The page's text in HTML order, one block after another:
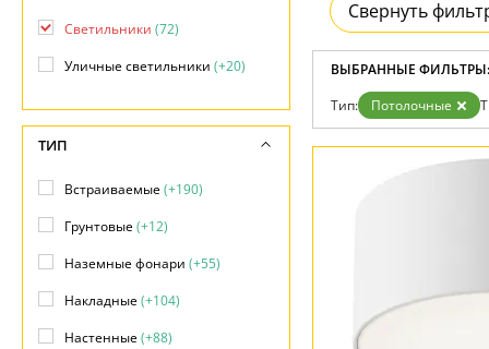
Возврат
Отзывы
Установка
Бренды
Контакты
Свернуть
ВЫБРАННЫЕ ФИЛЬТРЫ:
Тип: Потолочные
Светильники (72)
Уличные светильники (+20)
ТИП
Встраиваемые(+190)
Грунтовые(+12)
Наземные фонари (+55)
Накладные(+104)
Настенные(+88)